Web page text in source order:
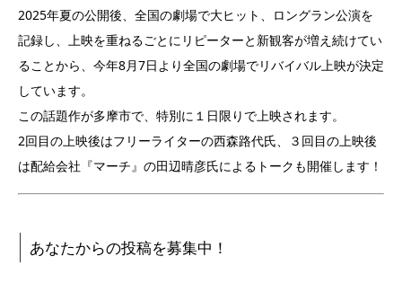
2025年夏の公開後、全国の劇場で大ヒット、ロングラン公演を
記録し、上映を重ねるごとにリピーターと新観客が増え続けてい
ることから、今年8月7日より全国の劇場でリバイバル上映が決定
しています。
この話題作が多摩市で、特別に１日限りで上映されます。
2回目の上映後はフリーライターの西森路代氏、３回目の上映後
は配給会社『マーチ』の田辺晴彦氏によるトークも開催します！
あなたからの投稿を募集中！